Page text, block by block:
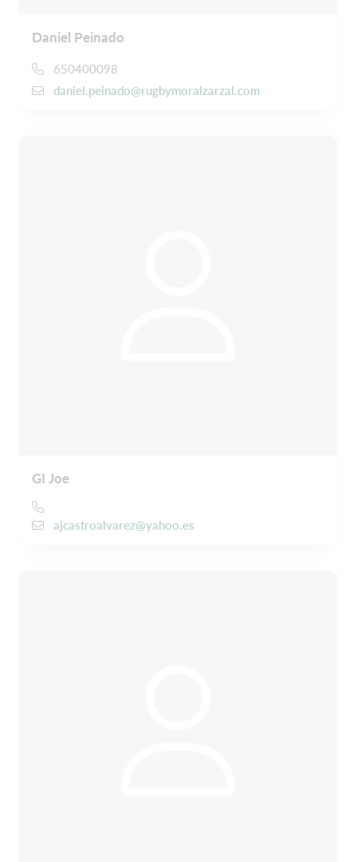
Daniel Peinado
650400098
daniel.peinado@rugbymoralzarzal.com
GI Joe
ajcastroalvarez@yahoo.es